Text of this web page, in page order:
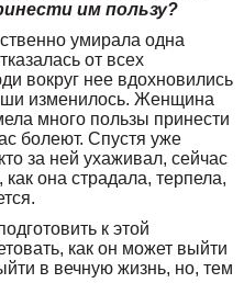
им пользу?
умирала одна
от всех
вокруг нее вдохновились
изменилось. Женщина
много пользы принести
болеют. Спустя уже
за ней ухаживал, сейчас
она страдала, терпела,
к этой
как он может выйти
в вечную жизнь, но, тем